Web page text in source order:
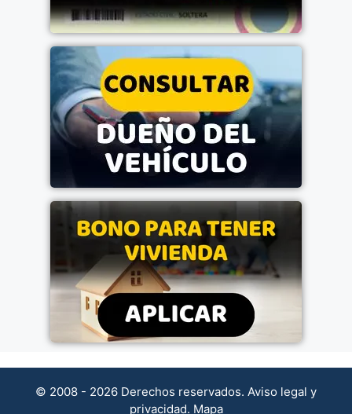
© 2008 - 2026 Derechos reservados. Aviso legal y
privacidad. Mapa